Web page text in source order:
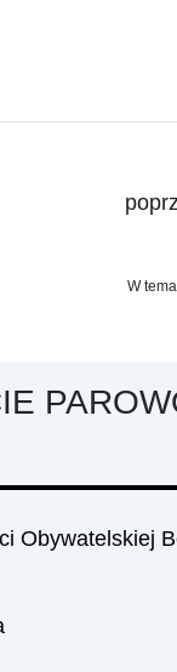
W
Obywatelskiej